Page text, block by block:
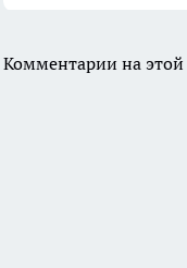
Комментарии на